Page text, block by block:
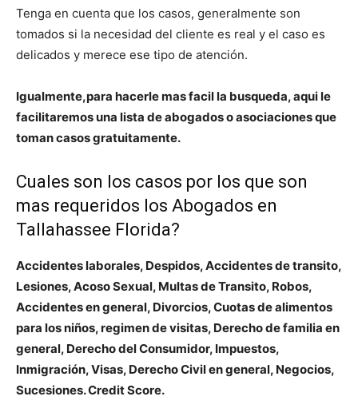
Tenga en cuenta que los casos, generalmente son
tomados si la necesidad del cliente es real y el caso es
delicados y merece ese tipo de atención.
Igualmente,para hacerle mas facil la busqueda, aqui le
facilitaremos una lista de abogados o asociaciones que
toman casos gratuitamente.
Cuales son los casos por los que son
mas requeridos los Abogados en
Tallahassee Florida?
Accidentes laborales, Despidos, Accidentes de transito,
Lesiones, Acoso Sexual, Multas de Transito, Robos,
Accidentes en general, Divorcios, Cuotas de alimentos
para los niños, regimen de visitas, Derecho de familia en
general, Derecho del Consumidor, Impuestos,
Inmigración, Visas, Derecho Civil en general, Negocios,
Sucesiones. Credit Score.